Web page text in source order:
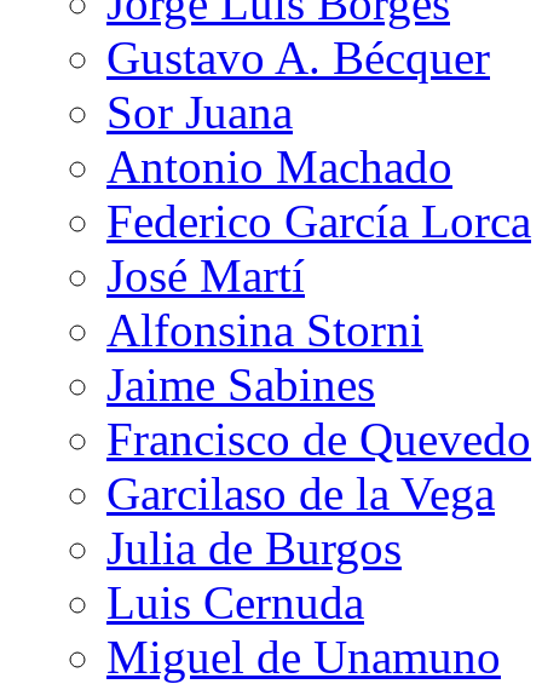
Gustavo A. Bécquer
Sor Juana
Antonio Machado
Federico García Lorca
José Martí
Alfonsina Storni
Jaime Sabines
Francisco de Quevedo
Garcilaso de la Vega
Julia de Burgos
Luis Cernuda
Miguel de Unamuno